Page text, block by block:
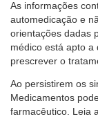
As informações
automedicação e
orientações dadas
médico está apto a
prescrever o
Ao persistirem os
Medicamentos
farmacêutico. Leia